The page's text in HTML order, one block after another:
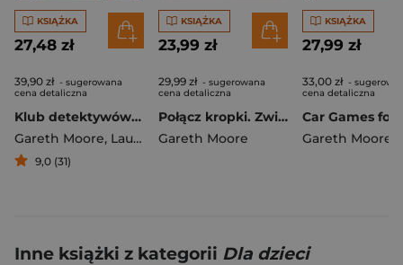
KSIĄŻKA
27,48 zł
39,90 zł - sugerowana
cena detaliczna
Klub detektywów. Dedukuj jak Agatha Christie
Gareth Moore, Laura Jayne Ayres
9,0 (31)
KSIĄŻKA
23,99 zł
29,99 zł - sugerowana
cena detaliczna
Połącz kropki. Zwierzęta. Niezwykłe obrazki do dokończenia i pokolorowania
Gareth Moore
KSIĄŻKA
27,99 zł
33,00 zł -
cena detaliczna
Gareth Moore
Inne książki z kategorii Dla dzieci